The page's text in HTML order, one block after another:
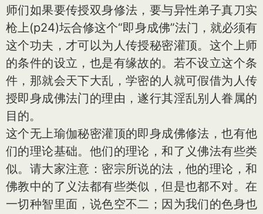
师们如果要传授双身修法，要与异性弟子真刀实
枪上(p24)坛合修这个“即身成佛”法门，就必须有
这个功夫，才可以为人传授秘密灌顶。这个上师
的条件的设立，也是有缘故的。若不设立这个条
件，那就会天下大乱，学密的人就可假借为人传
授即身成佛法门的理由，遂行其淫乱别人眷属的
目的。
这个无上瑜伽秘密灌顶的即身成佛修法，也有他
们的理论基础。他们的理论，和了义佛法有些类
似。请大家注意：密宗所说的法，他的理论，和
佛教中的了义法都有些类似，但是也都不对。在
一切种智里面，说色空不二；因为我们的色身也